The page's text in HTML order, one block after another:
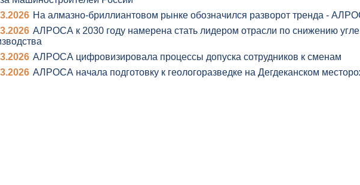
На алмазно-бриллиантовом рынке обозначился разворот тренда -
АЛРОСА к 2030 году намерена стать лидером отрасли по снижению
АЛРОСА цифровизировала процессы допуска сотрудников к сменам
АЛРОСА начала подготовку к геологоразведке на Дегдеканском